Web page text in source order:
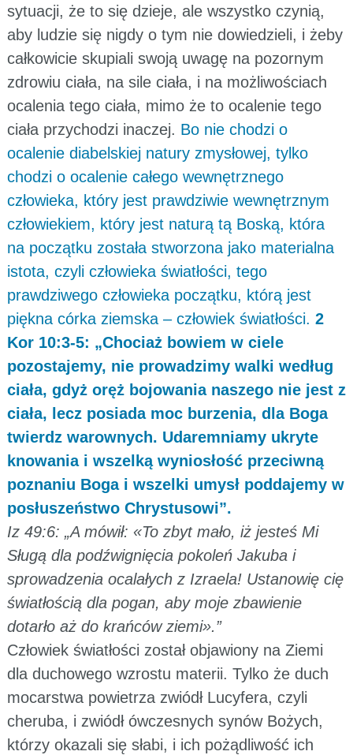
sytuacji, że to się dzieje, ale wszystko czynią,
aby ludzie się nigdy o tym nie dowiedzieli, i żeby
całkowicie skupiali swoją uwagę na pozornym
zdrowiu ciała, na sile ciała, i na możliwościach
ocalenia tego ciała, mimo że to ocalenie tego
ciała przychodzi inaczej. Bo nie chodzi o
ocalenie diabelskiej natury zmysłowej, tylko
chodzi o ocalenie całego wewnętrznego
człowieka, który jest prawdziwie wewnętrznym
człowiekiem, który jest naturą tą Boską, która
na początku została stworzona jako materialna
istota, czyli człowieka światłości, tego
prawdziwego człowieka początku, którą jest
piękna córka ziemska – człowiek światłości. 2
Kor 10:3-5: „Chociaż bowiem w ciele
pozostajemy, nie prowadzimy walki według
ciała, gdyż oręż bojowania naszego nie jest z
ciała, lecz posiada moc burzenia, dla Boga
twierdz warownych. Udaremniamy ukryte
knowania i wszelką wyniosłość przeciwną
poznaniu Boga i wszelki umysł poddajemy w
posłuszeństwo Chrystusowi”.
Iz 49:6: „A mówił: «To zbyt mało, iż jesteś Mi
Sługą dla podźwignięcia pokoleń Jakuba i
sprowadzenia ocalałych z Izraela! Ustanowię cię
światłością dla pogan, aby moje zbawienie
dotarło aż do krańców ziemi».”
Człowiek światłości został objawiony na Ziemi
dla duchowego wzrostu materii. Tylko że duch
mocarstwa powietrza zwiódł Lucyfera, czyli
cheruba, i zwiódł ówczesnych synów Bożych,
którzy okazali się słabi, i ich pożądliwość ich